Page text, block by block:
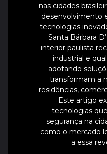
nas cidades
desenvolvimento
tecnologias
Santa Bárbara
interior paulista
industrial e
adotando
transformam a
residências,
Este artigo
tecnologias
segurança na
como o mercado
a essa